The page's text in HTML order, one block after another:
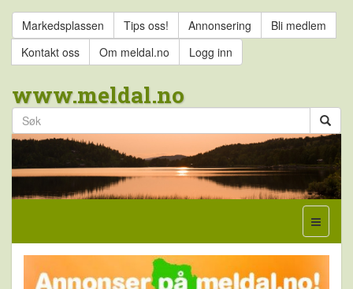
Markedsplassen Tips oss! Annonsering
Bli medlem
Kontakt oss
Om meldal.no Logg inn
www.meldal.no